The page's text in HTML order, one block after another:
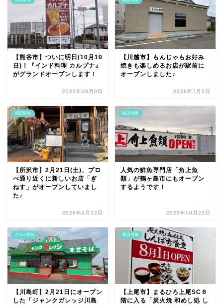
【熊谷市】ついに明日(10月10
日)！『インド料理 カルプナ』
がグランドオープンします！
2025年10月9日
【川越市】もんじゃもお好み
焼きも楽しめるお店が駅前に
オープンしました♪
2026年7月5日
開店情報
【所沢市】2月21日(土)、プロ
ぺ通り近くに新しいお店「ぎ
ねす」がオープンしていまし
た♪
2026年2月22日
開店情報
人気の鮮魚専門店「角上魚
類」が鶴ヶ島市にもオープン
するようです！
2025年10月22日
グルメ情報
【川島町】2月21日にオープン
した「ジャンクガレッジ川島
開店情報
【上尾市】まるひろ上尾SC６
階に入る「炭火焼 和めし処 し